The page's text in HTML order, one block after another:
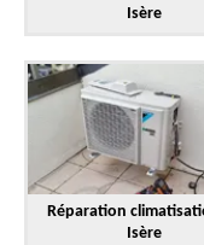
Isère
Réparation
Isère